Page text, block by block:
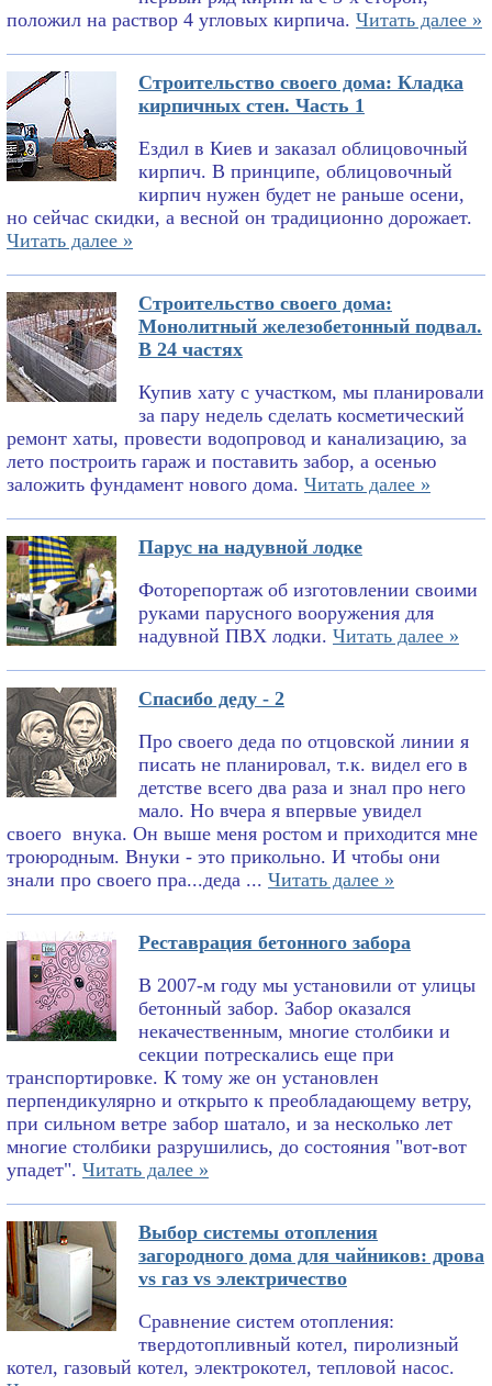
положил на раствор 4 угловых кирпича. Читать далее »
Строительство своего дома: Кладка
кирпичных стен. Часть 1
Ездил в Киев и заказал облицовочный
кирпич. В принципе, облицовочный
кирпич нужен будет не раньше осени,
но сейчас скидки, а весной он традиционно дорожает.
Читать далее »
Строительство своего дома:
Монолитный железобетонный подвал.
В 24 частях
Купив хату с участком, мы планировали
за пару недель сделать косметический
ремонт хаты, провести водопровод и канализацию, за
лето построить гараж и поставить забор, а осенью
заложить фундамент нового дома. Читать далее »
Парус на надувной лодке
Фоторепортаж об изготовлении своими
руками парусного вооружения для
надувной ПВХ лодки. Читать далее »
Спасибо деду - 2
Про своего деда по отцовской линии я
писать не планировал, т.к. видел его в
детстве всего два раза и знал про него
мало. Но вчера я впервые увидел
своего внука. Он выше меня ростом и приходится мне
троюродным. Внуки - это прикольно. И чтобы они
знали про своего пра...деда ... Читать далее »
Реставрация бетонного забора
В 2007-м году мы установили от улицы
бетонный забор. Забор оказался
некачественным, многие столбики и
секции потрескались еще при
транспортировке. К тому же он установлен
перпендикулярно и открыто к преобладающему ветру,
при сильном ветре забор шатало, и за несколько лет
многие столбики разрушились, до состояния "вот-вот
упадет". Читать далее »
Выбор системы отопления
загородного дома для чайников: дрова
vs газ vs электричество
Сравнение систем отопления:
твердотопливный котел, пиролизный
котел, газовый котел, электрокотел, тепловой насос.